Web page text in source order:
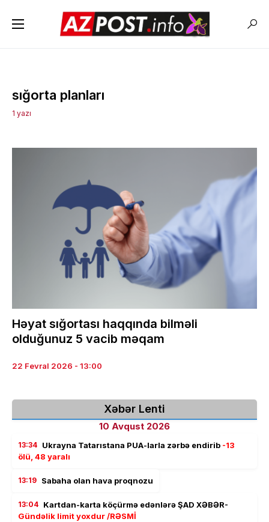
sığorta planları
1 yazı
Həyat sığortası haqqında bilməli
olduğunuz 5 vacib məqam
22 Fevral 2026 - 13:00
Xəbər Lenti
10 Avqust 2026
13:34 Ukrayna Tatarıstana PUA-larla zərbə endirib -13
ölü, 48 yaralı
13:19 Sabaha olan hava proqnozu
13:04 Kartdan-karta köçürmə edənlərə ŞAD XƏBƏR-
Gündəlik limit yoxdur /RƏSMİ